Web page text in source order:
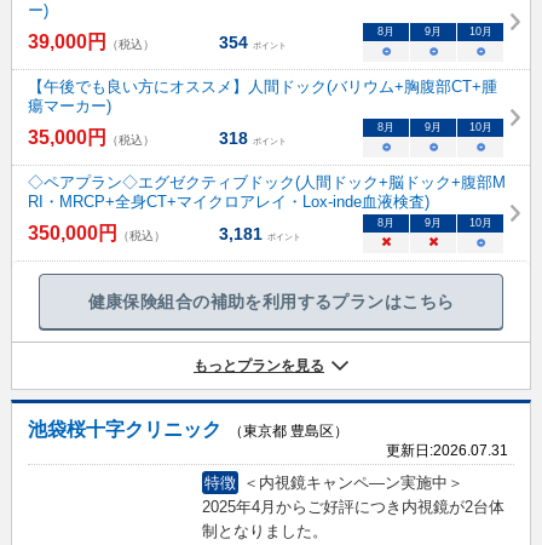
ー)
39,000円 （税込） 354 ポイント
8 月 9 月 10月
○ ○ ○
【午後でも良い方にオススメ】人間ドック(バリウム+胸腹部CT+腫
瘍マーカー)
35,000円 （税込） 318 ポイント
8 月 9 月 10月
○ ○ ○
◇ペアプラン◇エグゼクティブドック(人間ドック+脳ドック+腹部M
RI・MRCP+全身CT+マイクロアレイ・Lox-inde血液検査)
350,000円 （税込） 3,181 ポイント
8 月 9 月 10月
× × ○
健康保険組合の補助を利用するプランはこちら
もっとプランを見る
池袋桜十字クリニック
（東京都 豊島区）
更新日:2026.07.31
特徴
＜内視鏡キャンペ―ン実施中＞
2025年4月からご好評につき内視鏡が2台体
制となりました。